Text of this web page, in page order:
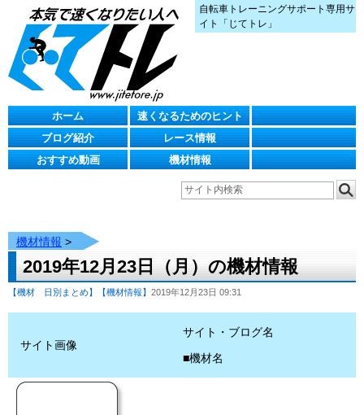
自転車トレーニングサポート専用サ
イト「じてトレ」
ホーム
速くなるためのヒント
ブログ紹介
レース情報
おすすめ動画
機材情報
機材情報 >
2019年12月23日（月）の機材情報
【機材 日別まとめ】 【機材情報】 2019年12月23日 09:31
サイト画像
サイト・ブログ名
■機材名